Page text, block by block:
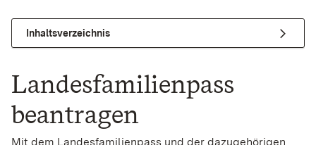
Inhaltsverzeichnis
Landesfamilienpass
beantragen
Mit dem Landesfamilienpass und der dazugehörigen